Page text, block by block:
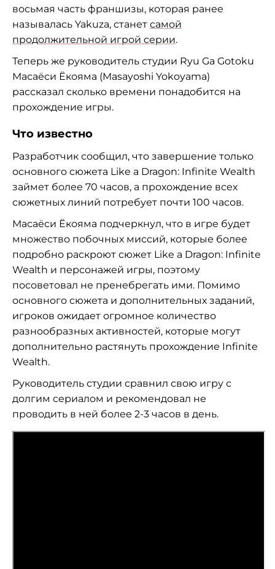
восьмая часть франшизы, которая ранее
называлась Yakuza, станет самой
продолжительной игрой серии.
Теперь же руководитель студии Ryu Ga Gotoku
Масаёси Ёкояма (Masayoshi Yokoyama)
рассказал сколько времени понадобится на
прохождение игры.
Что известно
Разработчик сообщил, что завершение только
основного сюжета Like a Dragon: Infinite Wealth
займет более 70 часов, а прохождение всех
сюжетных линий потребует почти 100 часов.
Масаёси Ёкояма подчеркнул, что в игре будет
множество побочных миссий, которые более
подробно раскроют сюжет Like a Dragon: Infinite
Wealth и персонажей игры, поэтому
посоветовал не пренебрегать ими. Помимо
основного сюжета и дополнительных заданий,
игроков ожидает огромное количество
разнообразных активностей, которые могут
дополнительно растянуть прохождение Infinite
Wealth.
Руководитель студии сравнил свою игру с
долгим сериалом и рекомендовал не
проводить в ней более 2-3 часов в день.